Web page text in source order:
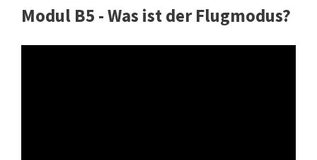
Modul B5 - Was ist der Flugmodus?